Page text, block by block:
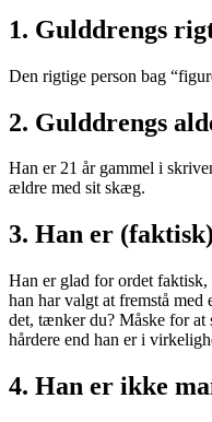
1. Gulddrengs
Den rigtige person bag
2. Gulddrengs
Han er 21 år gammel i
ældre med sit skæg.
3. Han er
Han er glad for ordet
han har valgt at fremstå
det, tænker du? Måske for
hårdere end han er i
4. Han er ikke